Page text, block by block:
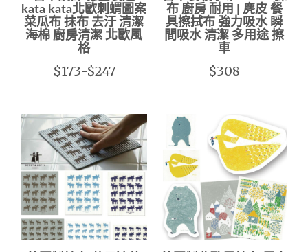
kata kata北歐刺蝟圖案
菜瓜布 抹布 去汙 清潔
海棉 廚房清潔 北歐風
格
$173-$247
布 廚房 耐用 | 麂皮 餐
具擦拭布 強力吸水 瞬
間吸水 清潔 多用途 擦
車
$308